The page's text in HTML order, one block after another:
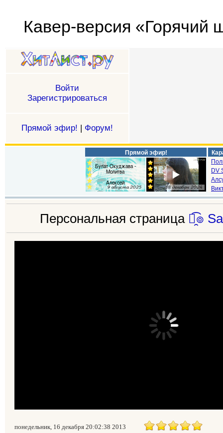
Кавер-версия «Горячий
Войти
Зарегистрироваться
Прямой эфир! | Форум!
Прямой эфир!
DV
Персональная страница ๏̯͡๏
понедельник, 16 декабря 20:02:38 2013